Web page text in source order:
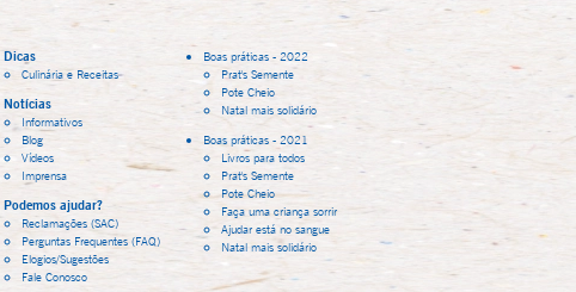
Dicas
Culinária e Receitas
Notícias
Informativos
Blog
Vídeos
Imprensa
Podemos ajudar?
Reclamações (SAC)
Perguntas Frequentes (FAQ)
Elogios/Sugestões
Fale Conosco
Boas práticas - 2022
Prat's Semente
Pote Cheio
Natal mais solidário
Boas práticas - 2021
Livros para todos
Prat's Semente
Pote Cheio
Faça uma criança sorrir
Ajudar está no sangue
Natal mais solidário